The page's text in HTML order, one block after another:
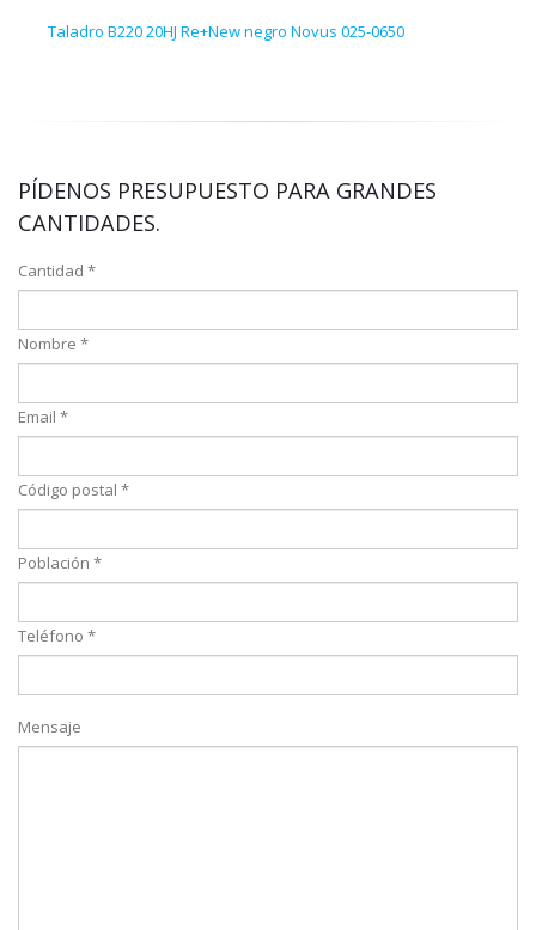
Taladro B220 20HJ Re+New negro Novus 025-0650
PÍDENOS PRESUPUESTO PARA GRANDES
CANTIDADES.
Cantidad *
Nombre *
Email *
Código postal *
Población *
Teléfono *
Mensaje